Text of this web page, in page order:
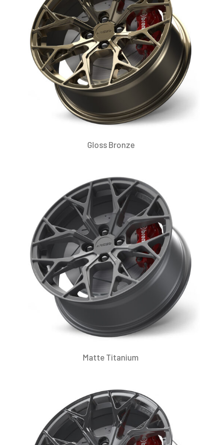
Gloss Bronze
Matte Titanium